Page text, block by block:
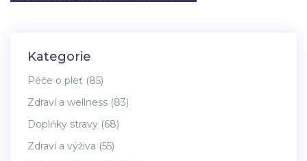
Kategorie
Péče o pleť (85)
Zdraví a wellness (83)
Doplňky stravy (68)
Zdraví a výživa (55)